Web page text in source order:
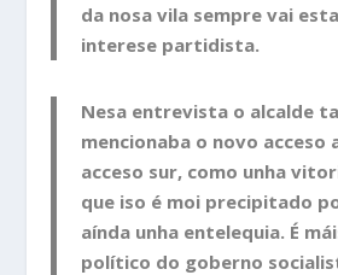
da nosa vila sempre vai
interese partidista.
Nesa entrevista o alcalde
mencionaba o novo acceso
acceso sur, como unha
que iso é moi precipitado
aínda unha entelequia. É
político do goberno